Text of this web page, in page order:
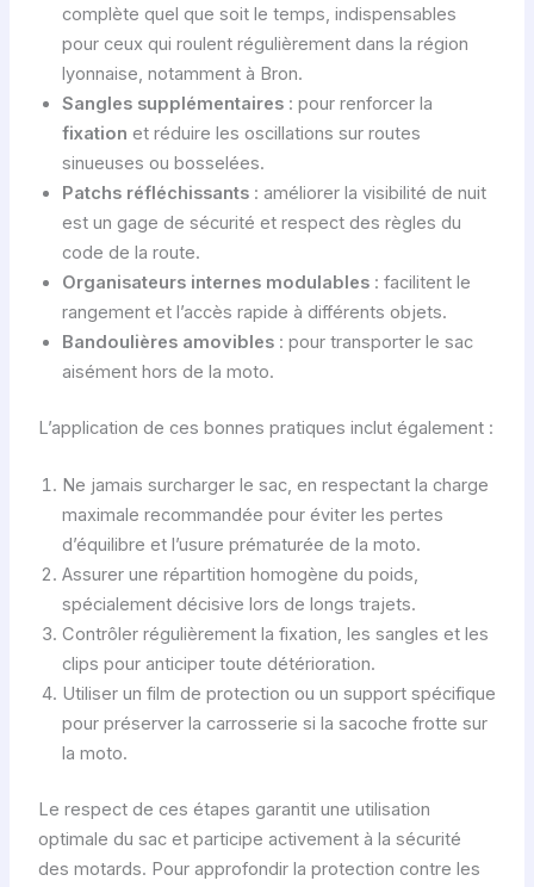
complète quel que soit le temps, indispensables
pour ceux qui roulent régulièrement dans la région
lyonnaise, notamment à Bron.
Sangles supplémentaires: pour renforcer la
fixation et réduire les oscillations sur routes
sinueuses ou bosselées.
Patchs réfléchissants: améliorer la visibilité de nuit
est un gage de sécurité et respect des règles du
code de la route.
Organisateurs internes modulables: facilitent le
rangement et l’accès rapide à différents objets.
Bandoulières amovibles: pour transporter le sac
aisément hors de la moto.
L’application de ces bonnes pratiques inclut également :
Ne jamais surcharger le sac, en respectant la charge
maximale recommandée pour éviter les pertes
d’équilibre et l’usure prématurée de la moto.
Assurer une répartition homogène du poids,
spécialement décisive lors de longs trajets.
Contrôler régulièrement la fixation, les sangles et les
clips pour anticiper toute détérioration.
Utiliser un film de protection ou un support spécifique
pour préserver la carrosserie si la sacoche frotte sur
la moto.
Le respect de ces étapes garantit une utilisation
optimale du sac et participe activement à la sécurité
des motards. Pour approfondir la protection contre les